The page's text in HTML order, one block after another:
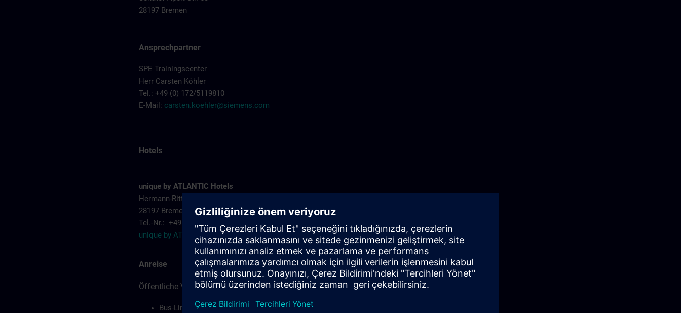
28197 Bremen
Ansprechpartner
SPE Trainingscenter
Herr Carsten Köhler
Tel.: +49 (0) 172/5119810
E-Mail: carsten.koehler@siemens.com
Hotels
unique by ATLANTIC Hotels
Hermann-Ritter-Straße 110 A
28197 Bremen
Tel.-Nr.: +49 (0) 421 844 890
unique by ATLANTIC Hotels >
Anreise
Öffentliche Verkehrsmittel ab Hauptbahnhof
Bus-Linie 63